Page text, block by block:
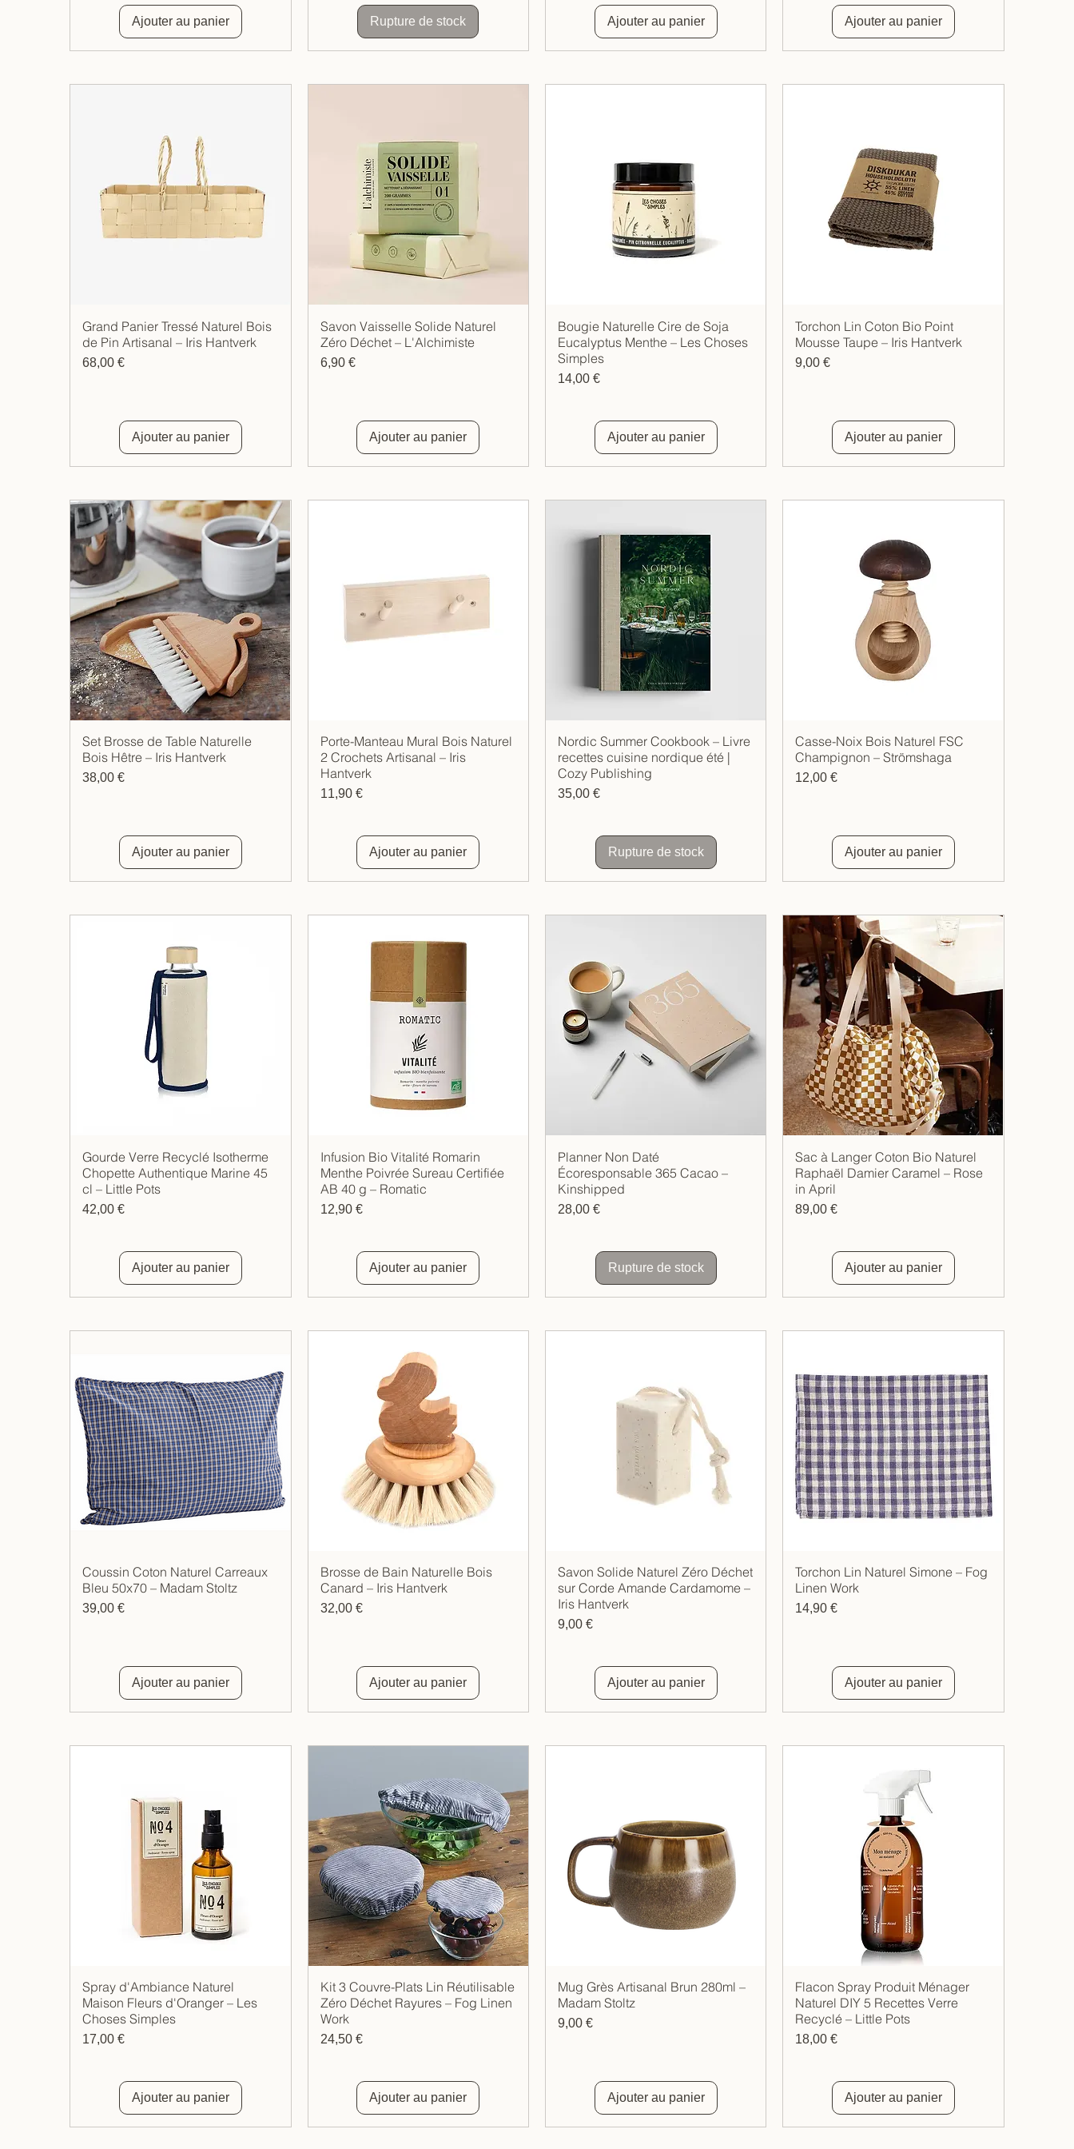
Ajouter au panier Rupture de stock Ajouter au panier Ajouter au panier
Aperçu rapide
Grand Panier Tressé Naturel Bois
de Pin Artisanal – Iris Hantverk
Prix
68,00 €
Ajouter au panier
Aperçu rapide
Savon Vaisselle Solide Naturel
Zéro Déchet – L'Alchimiste
Prix
6,90 €
Ajouter au panier
Aperçu rapide
Bougie Naturelle Cire de Soja
Eucalyptus Menthe – Les Choses
Simples
Prix
14,00 €
Ajouter au panier
Aperçu rapide
Torchon Lin Coton Bio Point
Mousse Taupe – Iris Hantverk
Prix
9,00 €
Ajouter au panier
Aperçu rapide
Set Brosse de Table Naturelle
Bois Hêtre – Iris Hantverk
Prix
38,00 €
Ajouter au panier
Aperçu rapide
Porte-Manteau Mural Bois Naturel
2 Crochets Artisanal – Iris
Hantverk
Prix
11,90 €
Ajouter au panier
Aperçu rapide
Nordic Summer Cookbook – Livre
recettes cuisine nordique été |
Cozy Publishing
Prix
35,00 €
Rupture de stock
Aperçu rapide
Casse-Noix Bois Naturel FSC
Champignon – Strömshaga
Prix
12,00 €
Ajouter au panier
Aperçu rapide
Gourde Verre Recyclé Isotherme
Chopette Authentique Marine 45
cl – Little Pots
Prix
42,00 €
Ajouter au panier
Aperçu rapide
Infusion Bio Vitalité Romarin
Menthe Poivrée Sureau Certifiée
AB 40 g – Romatic
Prix
12,90 €
Ajouter au panier
Aperçu rapide
Planner Non Daté
Écoresponsable 365 Cacao –
Kinshipped
Prix
28,00 €
Rupture de stock
Aperçu rapide
Sac à Langer Coton Bio Naturel
Raphaël Damier Caramel – Rose
in April
Prix
89,00 €
Ajouter au panier
Aperçu rapide
Coussin Coton Naturel Carreaux
Bleu 50x70 – Madam Stoltz
Prix
39,00 €
Ajouter au panier
Aperçu rapide
Brosse de Bain Naturelle Bois
Canard – Iris Hantverk
Prix
32,00 €
Ajouter au panier
Aperçu rapide
Savon Solide Naturel Zéro Déchet
sur Corde Amande Cardamome –
Iris Hantverk
Prix
9,00 €
Ajouter au panier
Aperçu rapide
Torchon Lin Naturel Simone – Fog
Linen Work
Prix
14,90 €
Ajouter au panier
Aperçu rapide
Spray d'Ambiance Naturel
Maison Fleurs d'Oranger – Les
Choses Simples
Prix
17,00 €
Ajouter au panier
Aperçu rapide
Kit 3 Couvre-Plats Lin Réutilisable
Zéro Déchet Rayures – Fog Linen
Work
Prix
24,50 €
Ajouter au panier
Aperçu rapide
Mug Grès Artisanal Brun 280ml –
Madam Stoltz
Prix
9,00 €
Ajouter au panier
Aperçu rapide
Flacon Spray Produit Ménager
Naturel DIY 5 Recettes Verre
Recyclé – Little Pots
Prix
18,00 €
Ajouter au panier